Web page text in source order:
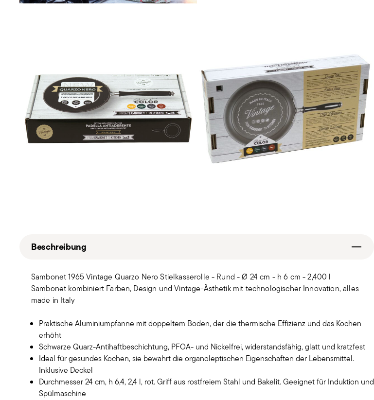
Beschreibung
Sambonet 1965 Vintage Quarzo Nero Stielkasserolle - Rund - Ø 24 cm - h 6 cm - 2,400 l
Sambonet kombiniert Farben, Design und Vintage-Ästhetik mit technologischer Innovation, alles
made in Italy
Praktische Aluminiumpfanne mit doppeltem Boden, der die thermische Effizienz und das Kochen
erhöht
Schwarze Quarz-Antihaftbeschichtung, PFOA- und Nickelfrei, widerstandsfähig, glatt und kratzfest
Ideal für gesundes Kochen, sie bewahrt die organoleptischen Eigenschaften der Lebensmittel.
Inklusive Deckel
Durchmesser 24 cm, h 6,4, 2,4 l, rot. Griff aus rostfreiem Stahl und Bakelit. Geeignet für Induktion und
Spülmaschine